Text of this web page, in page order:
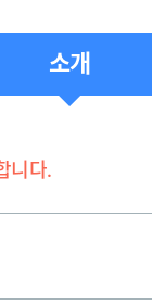
소개
니다.